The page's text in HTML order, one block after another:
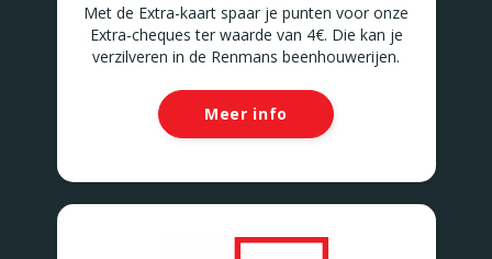
Met de Extra-kaart spaar je punten voor onze
Extra-cheques ter waarde van 4€. Die kan je
verzilveren in de Renmans beenhouwerijen.
Meer info